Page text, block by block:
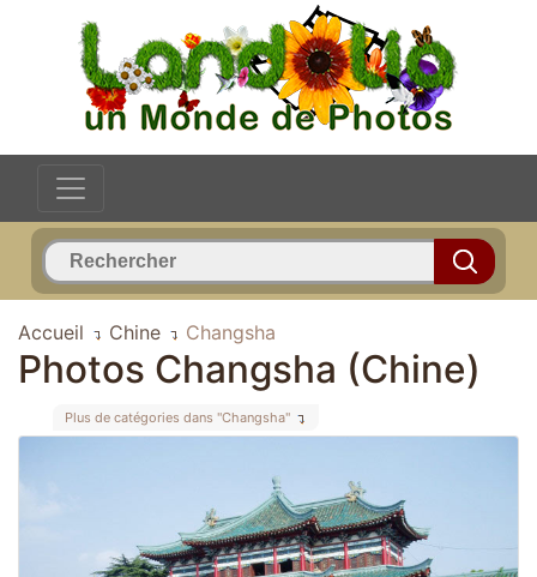
Accueil Chine Changsha
Photos Changsha (Chine)
Plus de catégories dans "Changsha"